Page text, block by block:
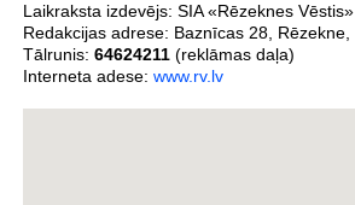
Laikraksta izdevējs: SIA «Rēzeknes Vēstis»
Redakcijas adrese: Baznīcas 28, Rēzekne,
Tālrunis: 64624211(reklāmas daļa)
Interneta adese: www.rv.lv